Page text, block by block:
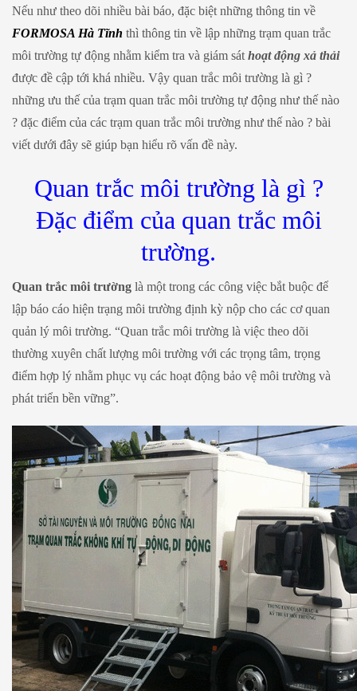
Nếu như theo dõi nhiều bài báo, đặc biệt những thông tin về
FORMOSA Hà Tĩnh thì thông tin về lập những trạm quan trắc
môi trường tự động nhằm kiểm tra và giám sát hoạt động xả thải
được đề cập tới khá nhiều. Vậy quan trắc môi trường là gì ?
những ưu thế của trạm quan trắc môi trường tự động như thế nào
? đặc điểm của các trạm quan trắc môi trường như thế nào ? bài
viết dưới đây sẽ giúp bạn hiểu rõ vấn đề này.
Quan trắc môi trường là gì ?
Đặc điểm của quan trắc môi
trường.
Quan trắc môi trường là một trong các công việc bắt buộc để
lập báo cáo hiện trạng môi trường định kỳ nộp cho các cơ quan
quản lý môi trường. “Quan trắc môi trường là việc theo dõi
thường xuyên chất lượng môi trường với các trọng tâm, trọng
điểm hợp lý nhằm phục vụ các hoạt động bảo vệ môi trường và
phát triển bền vững”.